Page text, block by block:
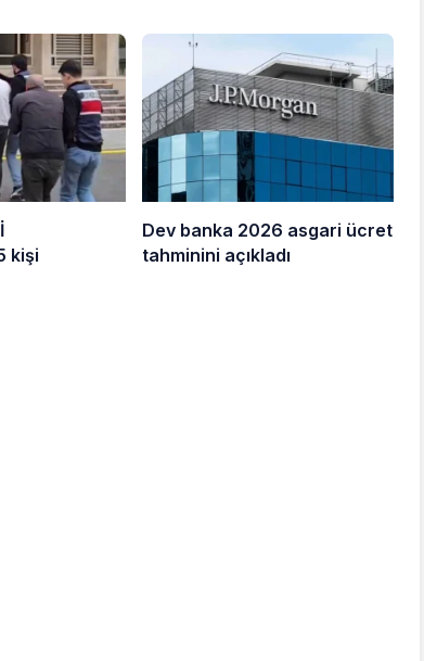
kişi
Dev banka 2026 asgari ücret
tahminini açıkladı